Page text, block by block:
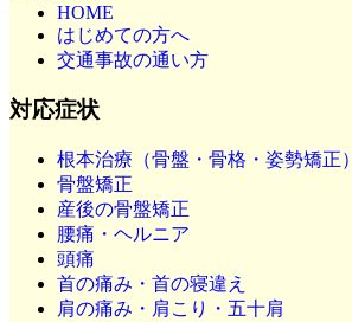
HOME
はじめての方へ
交通事故の通い方
対応症状
根本治療（骨盤・骨格・姿勢矯正）
骨盤矯正
産後の骨盤矯正
腰痛・ヘルニア
頭痛
首の痛み・首の寝違え
肩の痛み・肩こり・五十肩